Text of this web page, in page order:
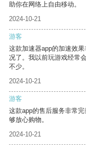
助你在网络上自由移动。
2024-10-21
游客
这款加速器app的加速效
况了。我以前玩游戏经常
不少。
2024-10-21
游客
这款app的售后服务非常
够放心购物。
2024-10-21